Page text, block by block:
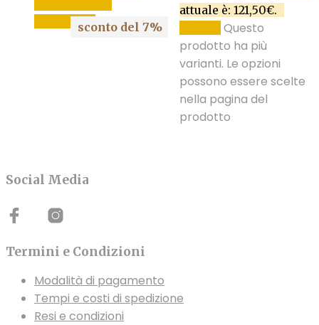
CARRELLOsconto del 7%
attuale è: 121,50€.
Questo
prodotto ha più
varianti. Le opzioni
possono essere scelte
nella pagina del
prodotto
Social Media
Termini e Condizioni
Modalità di pagamento
Tempi e costi di spedizione
Resi e condizioni